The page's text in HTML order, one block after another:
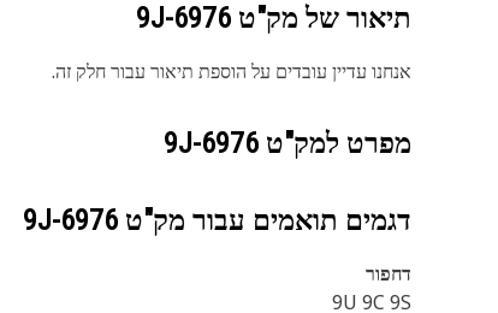
תיאור של מק"ט 9J-6976
אנחנו עדיין עובדים על הוספת תיאור עבור חלק זה.
מפרט למק"ט 9J-6976
דגמים תואמים עבור מק"ט 9J-6976
דחפור
9U 9C 9S